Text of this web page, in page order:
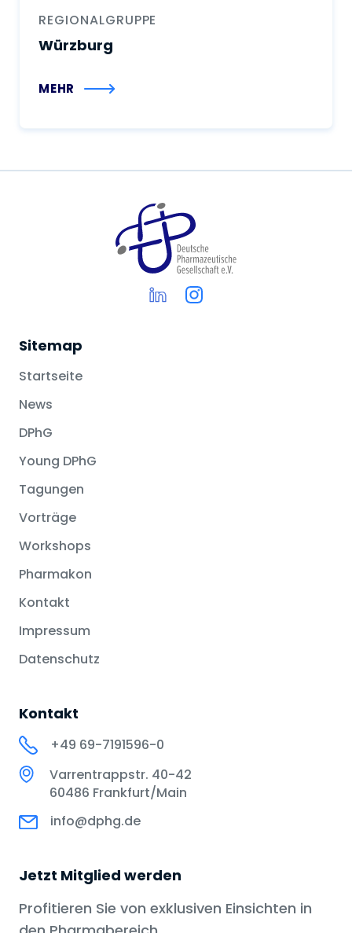
REGIONALGRUPPE
Würzburg
MEHR
Sitemap
Startseite
News
DPhG
Young DPhG
Tagungen
Vorträge
Workshops
Pharmakon
Kontakt
Impressum
Datenschutz
Kontakt
+49 69-7191596-0
Varrentrappstr. 40-42
60486 Frankfurt/Main
info@dphg.de
Jetzt Mitglied werden
Profitieren Sie von exklusiven Einsichten in